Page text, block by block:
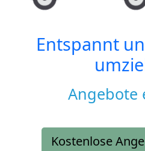
Entspannt
Angebote
Kostenlose